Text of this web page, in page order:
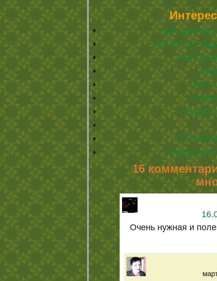
Чудо-
Что же за
Как
Этот
О
Польза
16
Очень нужная и